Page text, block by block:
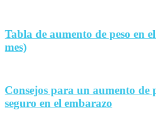
Tabla de aumento de peso en
mes)
Consejos para un aumento de
seguro en el embarazo